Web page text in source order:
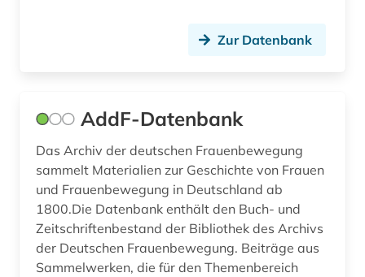
deutsche gesellschaft für soziologie (1)
deutsches sprachgebiet (1)
deutschland (31)
deutschland (bundesrepublik) (1)
deutschland (bundesrepublik). statistisches
bundesamt (1)
deutschland (ddr) (1)
deutschland statistik (1)
Zur Datenbank
AddF-Datenbank
Das Archiv der deutschen Frauenbewegung
sammelt Materialien zur Geschichte von Frauen
und Frauenbewegung in Deutschland ab
1800.Die Datenbank enthält den Buch- und
Zeitschriftenbestand der Bibliothek des Archivs
der Deutschen Frauenbewegung. Beiträge aus
Sammelwerken, die für den Themenbereich